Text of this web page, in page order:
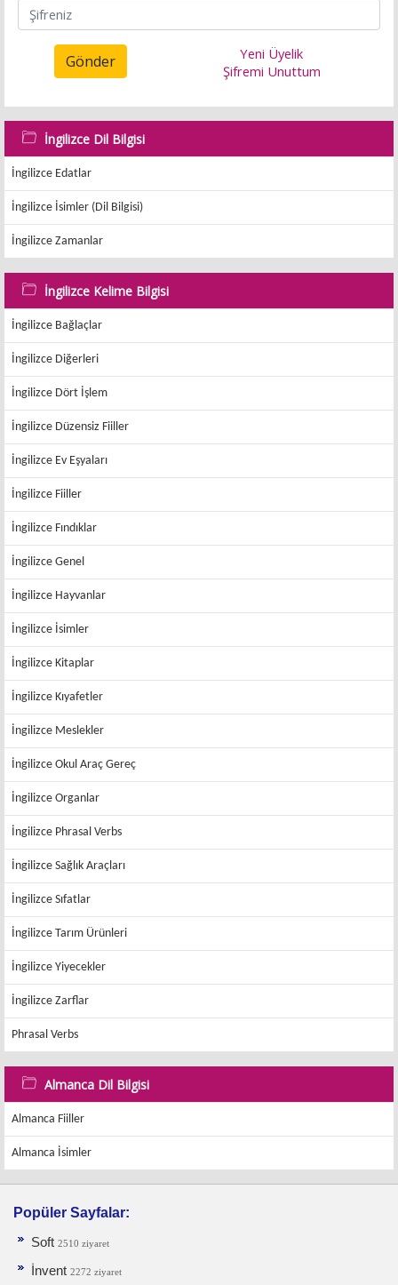
Gönder
Yeni Üyelik
Şifremi Unuttum
İngilizce Dil Bilgisi
İngilizce Edatlar
İngilizce İsimler (Dil Bilgisi)
İngilizce Zamanlar
İngilizce Kelime Bilgisi
İngilizce Bağlaçlar
İngilizce Diğerleri
İngilizce Dört İşlem
İngilizce Düzensiz Fiiller
İngilizce Ev Eşyaları
İngilizce Fiiller
İngilizce Fındıklar
İngilizce Genel
İngilizce Hayvanlar
İngilizce İsimler
İngilizce Kitaplar
İngilizce Kıyafetler
İngilizce Meslekler
İngilizce Okul Araç Gereç
İngilizce Organlar
İngilizce Phrasal Verbs
İngilizce Sağlık Araçları
İngilizce Sıfatlar
İngilizce Tarım Ürünleri
İngilizce Yiyecekler
İngilizce Zarflar
Phrasal Verbs
Almanca Dil Bilgisi
Almanca Fiiller
Almanca İsimler
Popüler Sayfalar:
Soft 2510 ziyaret
İnvent 2272 ziyaret